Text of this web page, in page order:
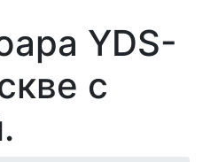
YDS-
с